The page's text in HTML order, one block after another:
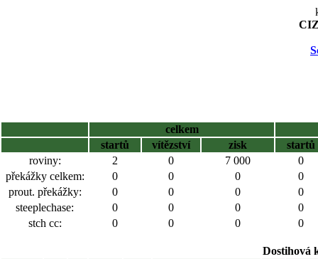
celkem
startů
vítězství zisk
startů
roviny:
2 0 7 000
0
překážky celkem:
0 0 0
0
prout. překážky:
0 0 0
0
steeplechase:
0 0 0
0
stch cc:
0 0 0 0
Dostihová